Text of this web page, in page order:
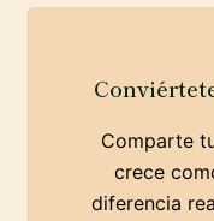
Comparte
crece
diferencia